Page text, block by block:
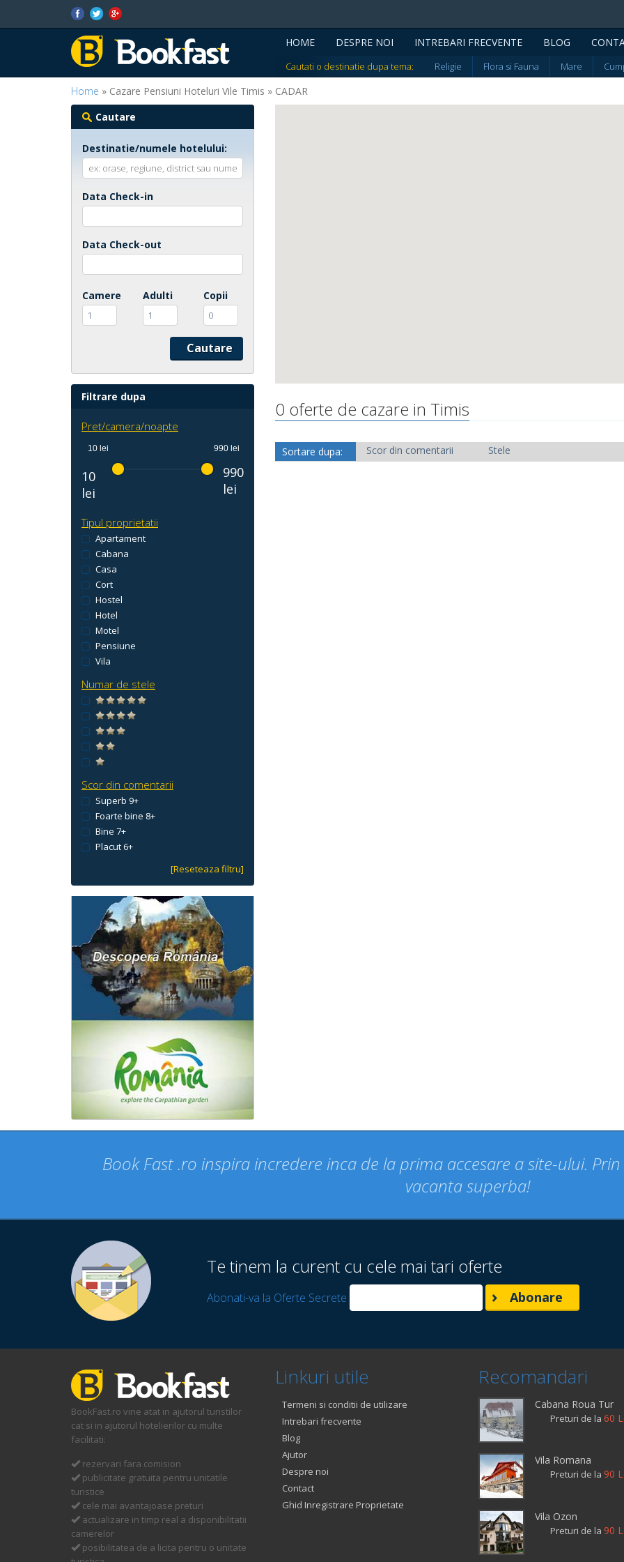
HOME DESPRE NOI INTREBARI FRECVENTE BLOG
Cautati o destinatie dupa tema:
Religie Flora si Fauna Mare
Home » Cazare Pensiuni Hoteluri Vile Timis » CADAR
Cautare
Destinatie/numele hotelului:
Data Check-in
Data Check-out
Camere
1
Adulti
1
Copii
0
Filtrare dupa
Pret/camera/noapte
10
lei
10 lei 990 lei
990
lei
Tipul proprietatii
Apartament
Cabana
Casa
Cort
Hostel
Hotel
Motel
Pensiune
Vila
Numar de stele
Scor din comentarii
Superb 9+
Foarte bine 8+
Bine 7+
Placut 6+
[Reseteaza filtru]
0 oferte de cazare in Timis
Sortare dupa: Scor din comentarii Stele
Book Fast .ro inspira incredere inca de la prima accesare a site-ului.
vacanta superba!
Te tinem la curent cu cele mai tari oferte
Abonati-va la Oferte Secrete
BookFast.ro vine atat in ajutorul turistilor
cat si in ajutorul hotelierilor cu multe
facilitati:
rezervari fara comision
publicitate gratuita pentru unitatile
turistice
cele mai avantajoase preturi
actualizare in timp real a disponibilitatii
camerelor
posibilitatea de a licita pentru o unitate
Linkuri utile
Termeni si conditii de utilizare
Intrebari frecvente
Blog
Ajutor
Despre noi
Contact
Ghid Inregistrare Proprietate
Recomandari
Cabana Roua Tur
Preturi de la 60
Vila Romana
Preturi de la 90
Vila Ozon
Preturi de la 90